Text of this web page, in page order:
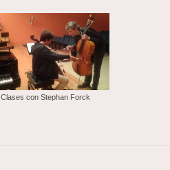
Clases con Stephan Forck